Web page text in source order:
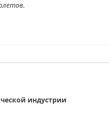
Ввести бензин в
индустрии